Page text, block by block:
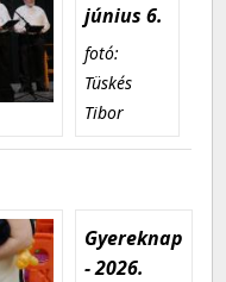
június 6.
fotó:
Tüskés
Tibor
Gyereknap
- 2026.